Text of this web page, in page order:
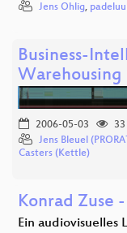
Jens Ohlig,
Business-
2006-05-03
33
Jens Bleuel
Casters (Kettle)
Konrad Zuse
Ein audiovisuelles